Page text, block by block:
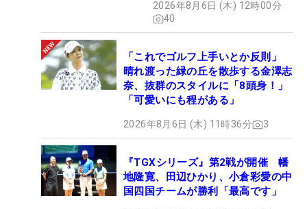
2026年8月6日 (木) 12時00分
40
「これでゴルフ上手いとか反則」
晴れ渡った緑の丘を散歩する金澤志
奈、抜群のスタイルに「8頭身！」
「可愛いにも程がある」
2026年8月6日 (木) 11時36分 3
『TGXシリーズ』第2戦が開催 幡
地隆寛、田辺ひかり、小倉彩愛の中
国四国チームが勝利「最高です」